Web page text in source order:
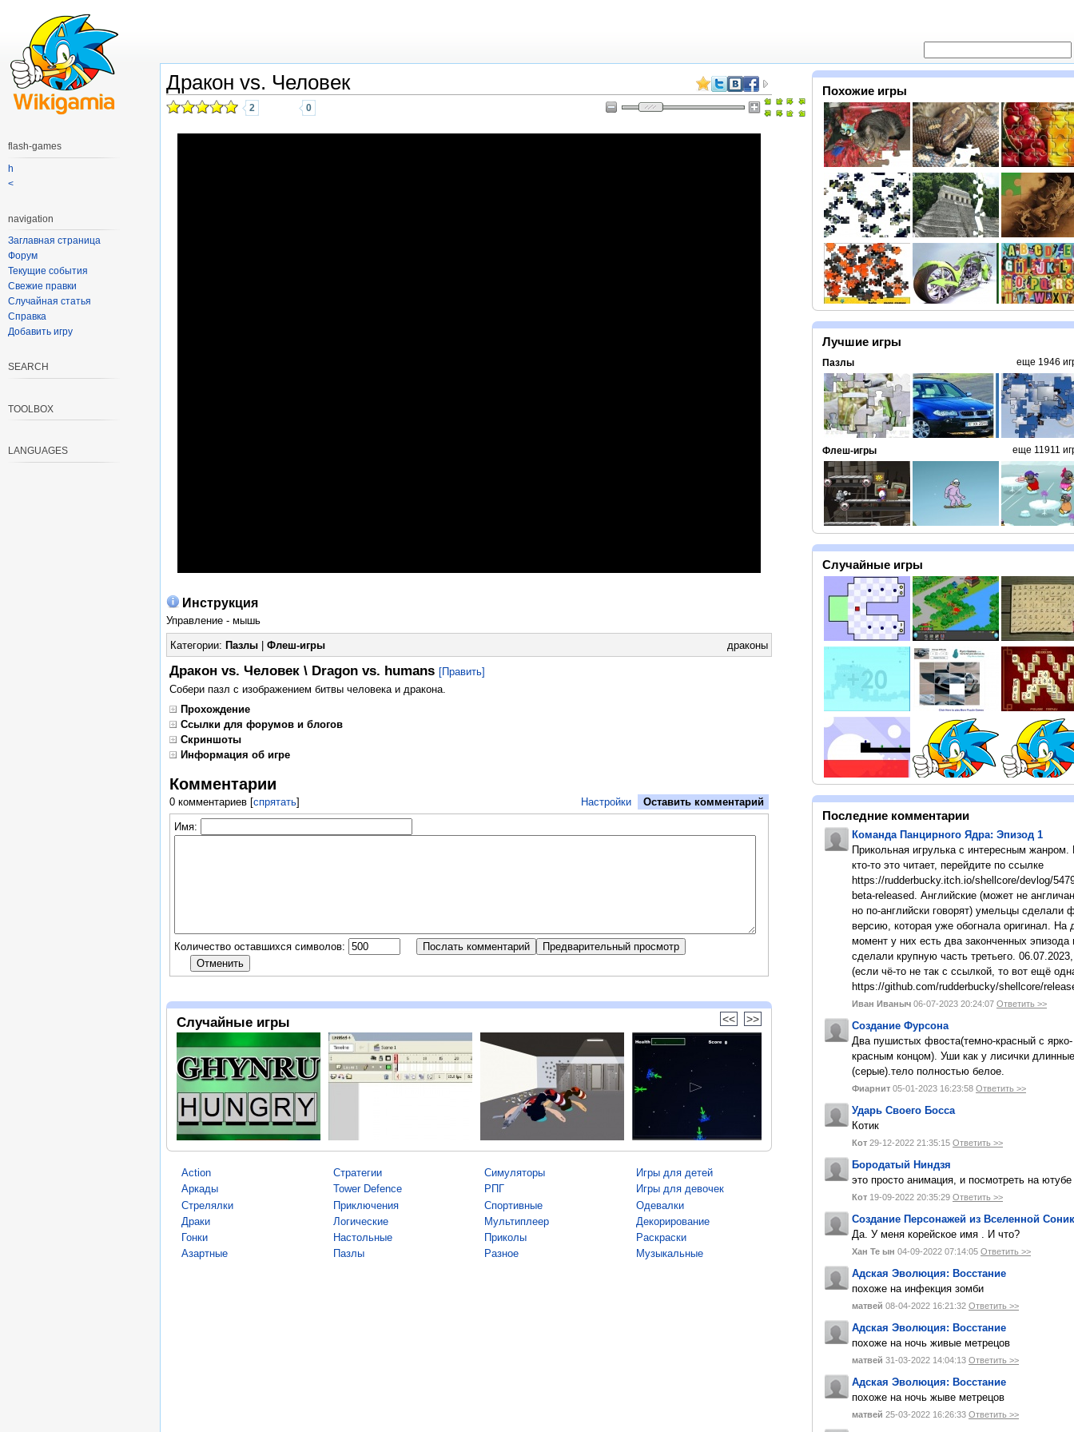
Дракон vs. Человек
2 0
Инструкция
Управление - мышь
Категории: Пазлы| Флеш-игры драконы
Дракон vs. Человек \ Dragon vs. humans [Править]
Собери пазл с изображением битвы человека и дракона.
Прохождение
Ссылки для форумов и блогов
Скриншоты
Информация об игре
Комментарии
0 комментариев[спрятать] Оставить комментарий
Настройки
Имя:
Количество оставшихся символов:
Случайные игры << >>
Action
Аркады
Стрелялки
Драки
Гонки
Азартные
Стратегии
Tower Defence
Приключения
Логические
Настольные
Пазлы
Симуляторы
РПГ
Спортивные
Мультиплеер
Приколы
Разное
Игры для детей
Игры для девочек
Одевалки
Декорирование
Раскраски
Музыкальные
Похожие игры
Лучшие игры
Пазлы еще 1946
Флеш-игры еще 11911
Случайные игры
Последние комментарии
Команда Панцирного Ядра: Эпизод 1
Прикольная игрулька с интересным жанром.
кто-то это читает, перейдите по ссылке
https://rudderbucky.itch.io/shellcore/devlog/
beta-released. Английские (может не
но по-английски говорят) умельцы сделали
версию, которая уже обогнала оригинал. На
момент у них есть два законченных эпизода
сделали крупную часть третьего.
(если чё-то не так с ссылкой, то вот ещё
https://github.com/rudderbucky/shellcore/
Иван Иваныч 06-07-2023 20:24:07 Ответить >>
Создание Фурсона
Два пушистых фвоста(темно-красный с ярко-
красным концом). Уши как у лисички длинные
(серые).тело полностью белое.
Фиарнит 05-01-2023 16:23:58 Ответить >>
Ударь Своего Босса
Котик
Кот 29-12-2022 21:35:15 Ответить >>
Бородатый Ниндзя
это просто анимация, и посмотреть на
Кот 19-09-2022 20:35:29 Ответить >>
Создание Персонажей из Вселенной
Да. У меня корейское имя . И что?
Хан Те ын 04-09-2022 07:14:05 Ответить >>
Адская Эволюция: Восстание
похоже на инфекция зомби
матвей 08-04-2022 16:21:32 Ответить >>
Адская Эволюция: Восстание
похоже на ночь живые метрецов
матвей 31-03-2022 14:04:13 Ответить >>
Адская Эволюция: Восстание
похоже на ночь жыве метрецов
матвей 25-03-2022 16:26:33 Ответить >>
flash-games
h
<
navigation
Заглавная страница
Форум
Текущие события
Свежие правки
Случайная статья
Справка
Добавить игру
SEARCH
TOOLBOX
LANGUAGES